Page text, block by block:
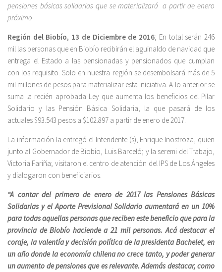
pensiones básicas solidarias que se materializará a partir de enero
próximo
Región del Biobío, 13 de Diciembre de 2016; En total serán 246
mil las personas que en Biobío recibirán el aguinaldo de navidad que
entrega el Estado a las pensionadas y pensionados que cumplan
con los requisito. Solo en nuestra región se desembolsará más de 5
mil millones de pesos para materializar esta iniciativa. A lo anterior se
suma la recién aprobada Ley que aumenta los beneficios del Pilar
Solidario y las Pensión Básica Solidaria, la que pasará de los
actuales $93.543 pesos a $102.897 a partir de enero de 2017.
La información la entregó el Intendente (s), Enrique Inostroza, quien
junto al Gobernador de Biobío, Luis Barceló; y la seremi del Trabajo,
Victoria Fariña; visitaron el centro de atención del IPS de Los Ángeles
y dialogaron con beneficiarios.
“A contar del primero de enero de 2017 las Pensiones Básicas
Solidarias y el Aporte Previsional Solidario aumentará en un 10%
para todas aquellas personas que reciben este beneficio que para la
provincia de Biobío haciende a 21 mil personas. Acá destacar el
coraje, la valentía y decisión política de la presidenta Bachelet, en
un año donde la economía chilena no crece tanto, y poder generar
un aumento de pensiones que es relevante. Además destacar, como